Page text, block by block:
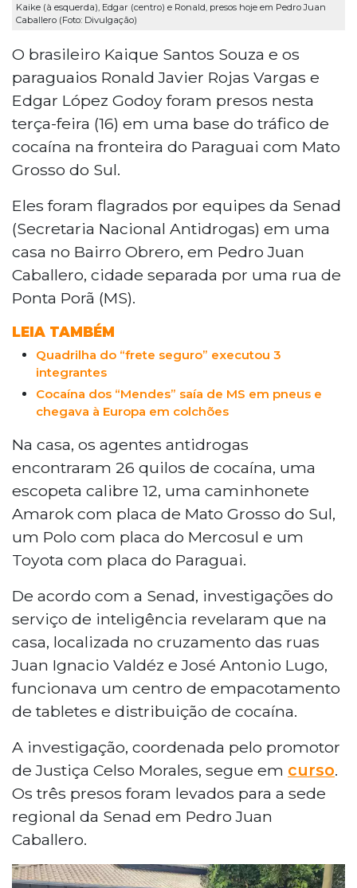
Kaike (à esquerda), Edgar (centro) e Ronald, presos hoje em Pedro Juan
Caballero (Foto: Divulgação)
O brasileiro Kaique Santos Souza e os
paraguaios Ronald Javier Rojas Vargas e
Edgar López Godoy foram presos nesta
terça-feira (16) em uma base do tráfico de
cocaína na fronteira do Paraguai com Mato
Grosso do Sul.
Eles foram flagrados por equipes da Senad
(Secretaria Nacional Antidrogas) em uma
casa no Bairro Obrero, em Pedro Juan
Caballero, cidade separada por uma rua de
Ponta Porã (MS).
LEIA TAMBÉM
Quadrilha do “frete seguro” executou 3
integrantes
Cocaína dos “Mendes” saía de MS em pneus e
chegava à Europa em colchões
Na casa, os agentes antidrogas
encontraram 26 quilos de cocaína, uma
escopeta calibre 12, uma caminhonete
Amarok com placa de Mato Grosso do Sul,
um Polo com placa do Mercosul e um
Toyota com placa do Paraguai.
De acordo com a Senad, investigações do
serviço de inteligência revelaram que na
casa, localizada no cruzamento das ruas
Juan Ignacio Valdéz e José Antonio Lugo,
funcionava um centro de empacotamento
de tabletes e distribuição de cocaína.
A investigação, coordenada pelo promotor
de Justiça Celso Morales, segue em curso.
Os três presos foram levados para a sede
regional da Senad em Pedro Juan
Caballero.